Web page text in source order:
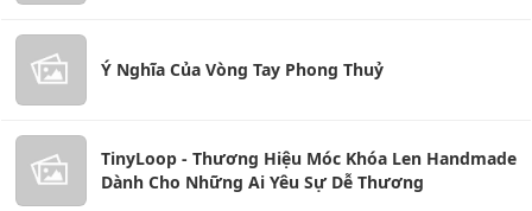
Ý Nghĩa Của Vòng Tay Phong Thuỷ
TinyLoop - Thương Hiệu Móc Khóa Len Handmade
Dành Cho Những Ai Yêu Sự Dễ Thương